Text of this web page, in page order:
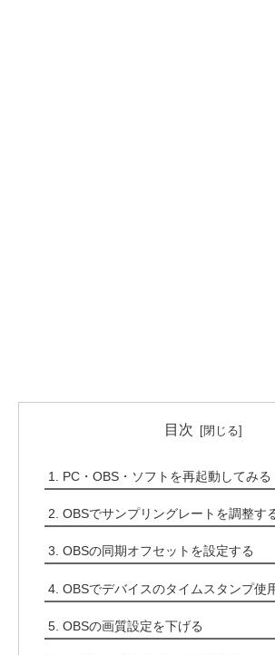
目次
PC・OBS・ソフトを再起動してみる
OBSでサンプリングレートを調整す
OBSの同期オフセットを設定する
OBSでデバイスのタイムスタンプ使
OBSの画質設定を下げる